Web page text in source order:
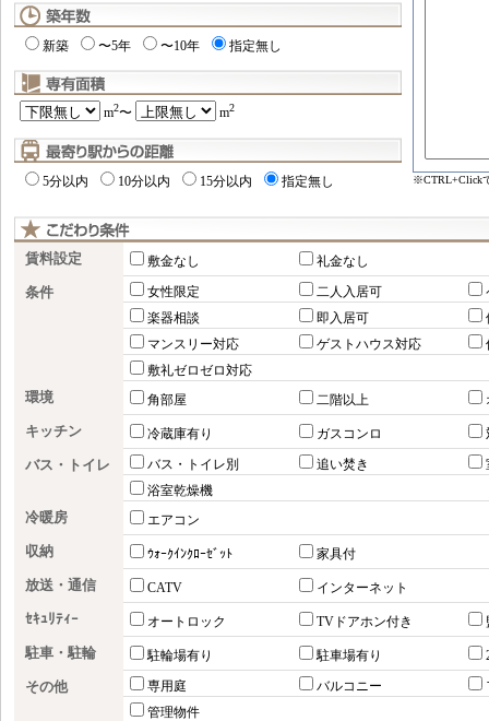
新築 〜5年 〜10年 指定無し
m2〜 m2
5分以内 10分以内 15分以内 指定無し ※CTRL+Click
賃料設定 敷金なし 礼金なし
条件 女性限定 二人入居可
楽器相談
即入居可
マンスリー対応
ゲストハウス対応
敷礼ゼロゼロ対応
環境 角部屋 二階以上
キッチン 冷蔵庫有り ガスコンロ
バス・トイレ バス・トイレ別 追い焚き
浴室乾燥機
冷暖房 エアコン
収納 ｳｫｰｸｲﾝｸﾛｰｾﾞｯﾄ 家具付
放送・通信 CATV インターネット
ｾｷｭﾘﾃｨｰ オートロック TVドアホン付き
駐車・駐輪 駐輪場有り 駐車場有り
その他 専用庭 バルコニー
管理物件